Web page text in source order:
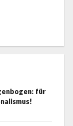
für